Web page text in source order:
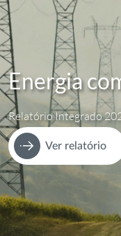
Energia
Relatório Integrado
Ver relatório